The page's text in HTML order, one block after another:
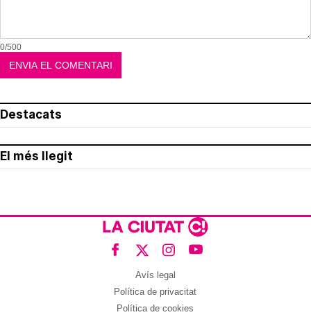
0/500
Destacats
El més llegit
Avís legal
Política de privacitat
Política de cookies